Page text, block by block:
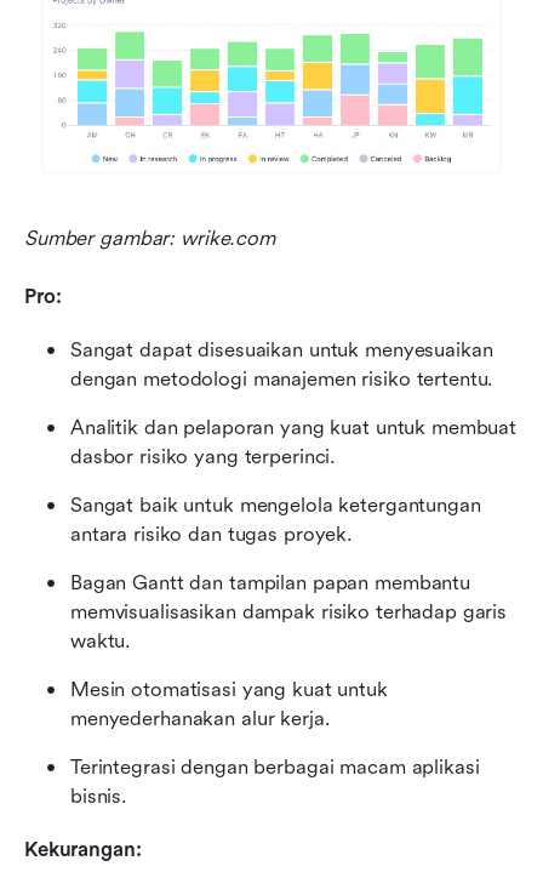
Sumber gambar: wrike.com
Pro:
Sangat dapat disesuaikan untuk menyesuaikan
dengan metodologi manajemen risiko tertentu.
Analitik dan pelaporan yang kuat untuk membuat
dasbor risiko yang terperinci.
Sangat baik untuk mengelola ketergantungan
antara risiko dan tugas proyek.
Bagan Gantt dan tampilan papan membantu
memvisualisasikan dampak risiko terhadap garis
waktu.
Mesin otomatisasi yang kuat untuk
menyederhanakan alur kerja.
Terintegrasi dengan berbagai macam aplikasi
bisnis.
Kekurangan: